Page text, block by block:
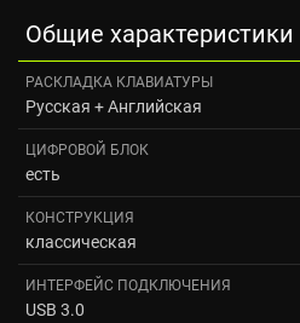
Общие характеристики
РАСКЛАДКА КЛАВИАТУРЫ
Русская + Английская
ЦИФРОВОЙ БЛОК
есть
КОНСТРУКЦИЯ
классическая
ИНТЕРФЕЙС ПОДКЛЮЧЕНИЯ
USB 3.0